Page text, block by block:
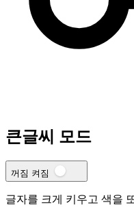
큰글씨 모드
꺼짐 켜짐
글자를 크게 키우고 색을